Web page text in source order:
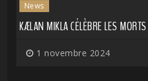
News
KÆLAN MIKLA CÉLÈBRE LES
1 novembre 2024